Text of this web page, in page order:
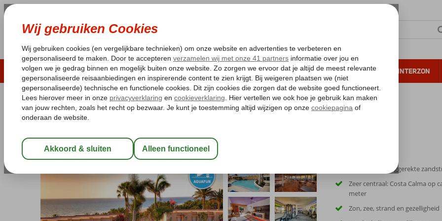
LAST MINUTE ZOMER 2026 ZONVAKANTIE VERRE REIZEN ALL INCLUSIVE WINTERZON
Pakketgarantie Laagsteprijsgarantie* Gratis annuleren*
Home
Spanje Canarische Eilanden
SBH Monica Beach
All Inclusive Aparthotel
Loop zo het langgerekte
Zeer centraal: Costa Calma op
meter
Zon, zee, strand en gezelligheid